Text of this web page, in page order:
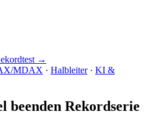
→
MDAX · Halbleiter · KI &
Rekordserie